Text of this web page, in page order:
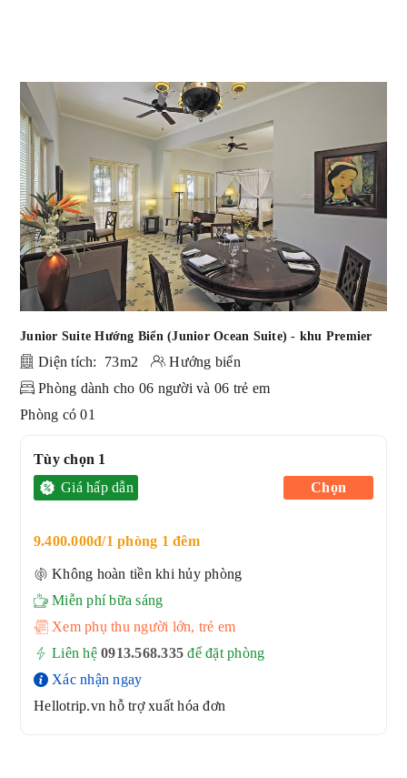
Junior Suite Hướng Biển (Junior Ocean Suite) - khu Premier
Diện tích: 73m2
Hướng biển
Phòng dành cho 06 người và 06 trẻ em
Phòng có 01
Tùy chọn 1
Giá hấp dẫn
9.400.000đ/1 phòng 1 đêm
Không hoàn tiền khi hủy phòng
Miễn phí bữa sáng
Xem phụ thu người lớn, trẻ em
Liên hệ 0913.568.335 để đặt phòng
Xác nhận ngay
Hellotrip.vn hỗ trợ xuất hóa đơn
Chọn